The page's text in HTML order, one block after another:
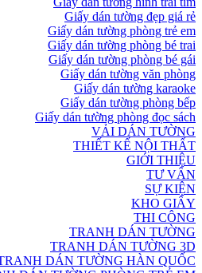
Giấy dán tường đẹp giá rẻ
Giấy dán tường phòng trẻ em
Giấy dán tường phòng bé trai
Giấy dán tường phòng bé gái
Giấy dán tường văn phòng
Giấy dán tường karaoke
Giấy dán tường phòng bếp
Giấy dán tường phòng đọc sách
VẢI DÁN TƯỜNG
THIẾT KẾ NỘI THẤT
GIỚI THIỆU
TƯ VẤN
SỰ KIỆN
KHO GIẤY
THI CÔNG
TRANH DÁN TƯỜNG
TRANH DÁN TƯỜNG 3D
DÁN TƯỜNG HÀN QUỐC